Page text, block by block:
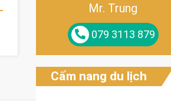
Mr. Trung
079 3113 879
Cẩm nang du lịch